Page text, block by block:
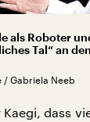
als Roboter
Tal“ an
/ Gabriela Neeb
dass